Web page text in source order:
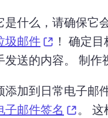
是什么，请确保它
圾邮件
(opens in
！ 确定目
发送的内容。 制作
添加到日常电子邮
子邮件签名
。 这